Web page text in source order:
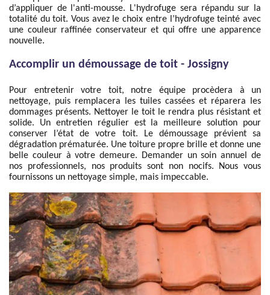
d’appliquer de l'anti-mousse. L'hydrofuge sera répandu sur la
totalité du toit. Vous avez le choix entre l’hydrofuge teinté avec
une couleur raffinée conservateur et qui offre une apparence
nouvelle.
Accomplir un démoussage de toit - Jossigny
Pour entretenir votre toit, notre équipe procèdera à un
nettoyage, puis remplacera les tuiles cassées et réparera les
dommages présents. Nettoyer le toit le rendra plus résistant et
solide. Un entretien régulier est la meilleure solution pour
conserver l’état de votre toit. Le démoussage prévient sa
dégradation prématurée. Une toiture propre brille et donne une
belle couleur à votre demeure. Demander un soin annuel de
nos professionnels, nos produits sont non nocifs. Nous vous
fournissons un nettoyage simple, mais impeccable.